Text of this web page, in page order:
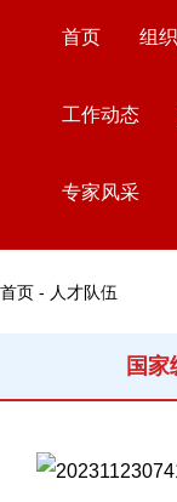
首页 组
工作动态
专家风采
首页 - 人才队伍
国